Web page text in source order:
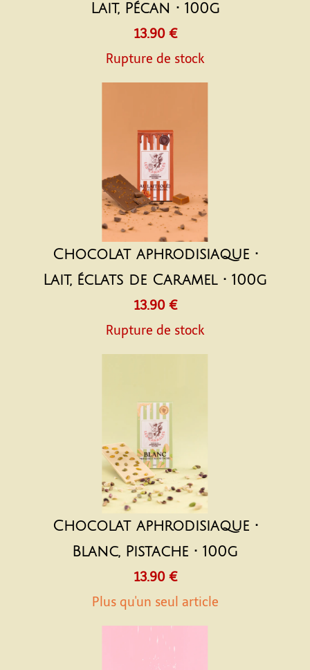
Lait, Pécan • 100g
13.90 €
Rupture de stock
Chocolat aphrodisiaque •
Lait, éclats de Caramel • 100g
13.90 €
Rupture de stock
Chocolat aphrodisiaque •
Blanc, Pistache • 100g
13.90 €
Plus qu'un seul article